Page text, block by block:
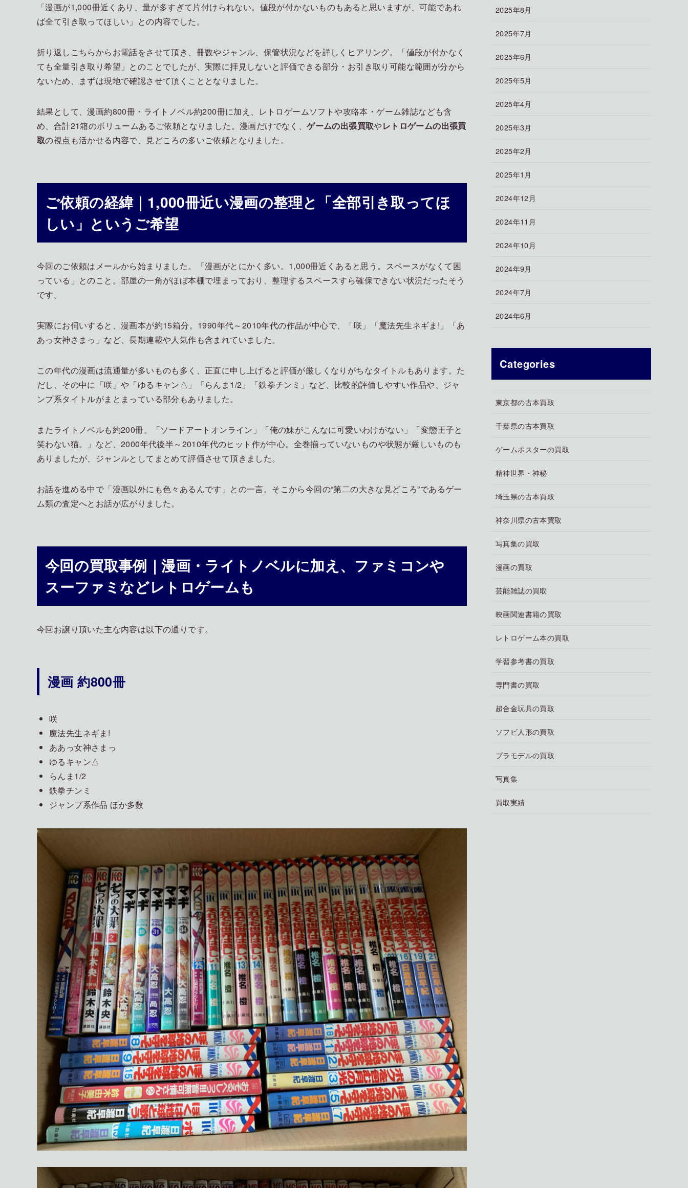
「漫画が1,000冊近くあり、量が多すぎて片付けられない。値段が付かないものもあると思いますが、可能であれ
ば全て引き取ってほしい」との内容でした。
折り返しこちらからお電話をさせて頂き、冊数やジャンル、保管状況などを詳しくヒアリング。「値段が付かなく
ても全量引き取り希望」とのことでしたが、実際に拝見しないと評価できる部分・お引き取り可能な範囲が分から
ないため、まずは現地で確認させて頂くこととなりました。
結果として、漫画約800冊・ライトノベル約200冊に加え、レトロゲームソフトや攻略本・ゲーム雑誌なども含
め、合計21箱のボリュームあるご依頼となりました。漫画だけでなく、ゲームの出張買取やレトロゲームの出張買
取の視点も活かせる内容で、見どころの多いご依頼となりました。
ご依頼の経緯｜1,000冊近い漫画の整理と「全部引き取ってほ
しい」というご希望
今回のご依頼はメールから始まりました。「漫画がとにかく多い。1,000冊近くあると思う。スペースがなくて困
っている」とのこと。部屋の一角がほぼ本棚で埋まっており、整理するスペースすら確保できない状況だったそう
です。
実際にお伺いすると、漫画本が約15箱分。1990年代～2010年代の作品が中心で、「咲」「魔法先生ネギま!」「あ
あっ女神さまっ」など、長期連載や人気作も含まれていました。
この年代の漫画は流通量が多いものも多く、正直に申し上げると評価が厳しくなりがちなタイトルもあります。た
だし、その中に「咲」や「ゆるキャン△」「らんま1/2」「鉄拳チンミ」など、比較的評価しやすい作品や、ジャ
ンプ系タイトルがまとまっている部分もありました。
またライトノベルも約200冊。「ソードアートオンライン」「俺の妹がこんなに可愛いわけがない」「変態王子と
笑わない猫。」など、2000年代後半～2010年代のヒット作が中心。全巻揃っていないものや状態が厳しいものも
ありましたが、ジャンルとしてまとめて評価させて頂きました。
お話を進める中で「漫画以外にも色々あるんです」との一言。そこから今回の“第二の大きな見どころ”であるゲー
ム類の査定へとお話が広がりました。
今回の買取事例｜漫画・ライトノベルに加え、ファミコンや
スーファミなどレトロゲームも
今回お譲り頂いた主な内容は以下の通りです。
漫画 約800冊
咲
魔法先生ネギま!
ああっ女神さまっ
ゆるキャン△
らんま1/2
鉄拳チンミ
ジャンプ系作品 ほか多数
2025年8月
2025年7月
2025年6月
2025年5月
2025年4月
2025年3月
2025年2月
2025年1月
2024年12月
2024年11月
2024年10月
2024年9月
2024年7月
2024年6月
Categories
東京都の古本買取
千葉県の古本買取
ゲームポスターの買取
精神世界・神秘
埼玉県の古本買取
神奈川県の古本買取
写真集の買取
漫画の買取
芸能雑誌の買取
映画関連書籍の買取
レトロゲーム本の買取
学習参考書の買取
専門書の買取
超合金玩具の買取
ソフビ人形の買取
プラモデルの買取
写真集
買取実績